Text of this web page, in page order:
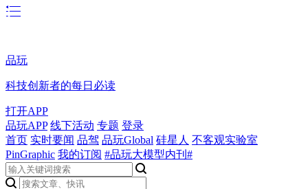
品玩
科技创新者的每日必读
打开APP
品玩APP 线下活动 专题 登录
首页 实时要闻 品驾 品玩Global 硅星人 不客观实验室
PinGraphic 我的订阅 #品玩大模型内刊#